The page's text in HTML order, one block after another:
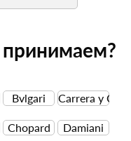
Bvlgari Carrera y
Chopard Damiani